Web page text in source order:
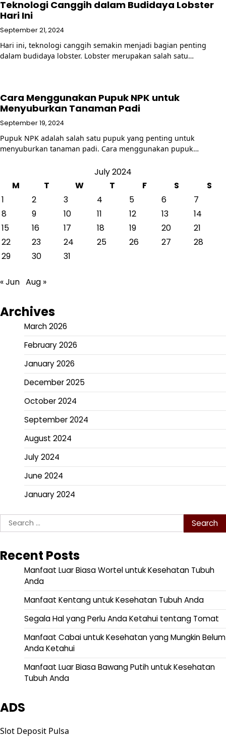
Teknologi Canggih dalam Budidaya Lobster
Hari Ini
September 21, 2024
Hari ini, teknologi canggih semakin menjadi bagian penting
dalam budidaya lobster. Lobster merupakan salah satu…
Cara Menggunakan Pupuk NPK untuk
Menyuburkan Tanaman Padi
September 19, 2024
Pupuk NPK adalah salah satu pupuk yang penting untuk
menyuburkan tanaman padi. Cara menggunakan pupuk…
July 2024
M
T W T F S
S
1
2 3 4 5 6
7
8
9 10 11 12 13
14
15
16 17 18 19 20
21
22
23 24 25 26 27
28
29
30 31
« Jun Aug »
Archives
March 2026
February 2026
January 2026
December 2025
October 2024
September 2024
August 2024
July 2024
June 2024
January 2024
Search
for:
Recent Posts
Manfaat Luar Biasa Wortel untuk Kesehatan Tubuh
Anda
Manfaat Kentang untuk Kesehatan Tubuh Anda
Segala Hal yang Perlu Anda Ketahui tentang Tomat
Manfaat Cabai untuk Kesehatan yang Mungkin Belum
Anda Ketahui
Manfaat Luar Biasa Bawang Putih untuk Kesehatan
Tubuh Anda
ADS
Slot Deposit Pulsa